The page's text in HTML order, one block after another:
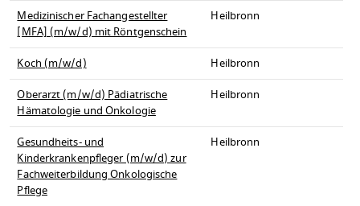
Medizinischer Fachangestellter
[MFA] (m/w/d) mit Röntgenschein
Heilbronn
Koch (m/w/d)
Heilbronn
Oberarzt (m/w/d) Pädiatrische
Hämatologie und Onkologie
Heilbronn
Gesundheits- und
Kinderkrankenpfleger (m/w/d) zur
Fachweiterbildung Onkologische
Pflege
Heilbronn